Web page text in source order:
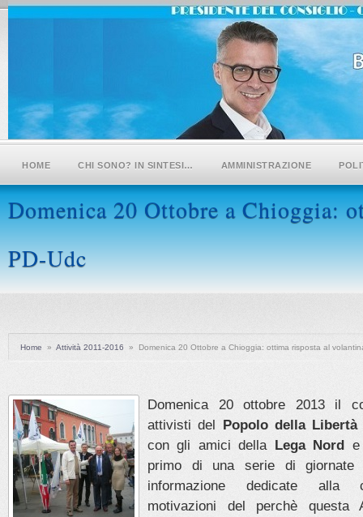
HOME CHI SONO? IN SINTESI… AMMINISTRAZIONE
Domenica 20 Ottobre a Chioggia:
PD-Udc
Home » Attività 2011-2016 » Domenica 20 Ottobre a Chioggia: ottima risposta al
Domenica 20 ottobre 2013 il
attivisti del Popolo della Libertà
con gli amici della Lega Nord
primo di una serie di giornate
informazione dedicate alla
motivazioni del perchè questa